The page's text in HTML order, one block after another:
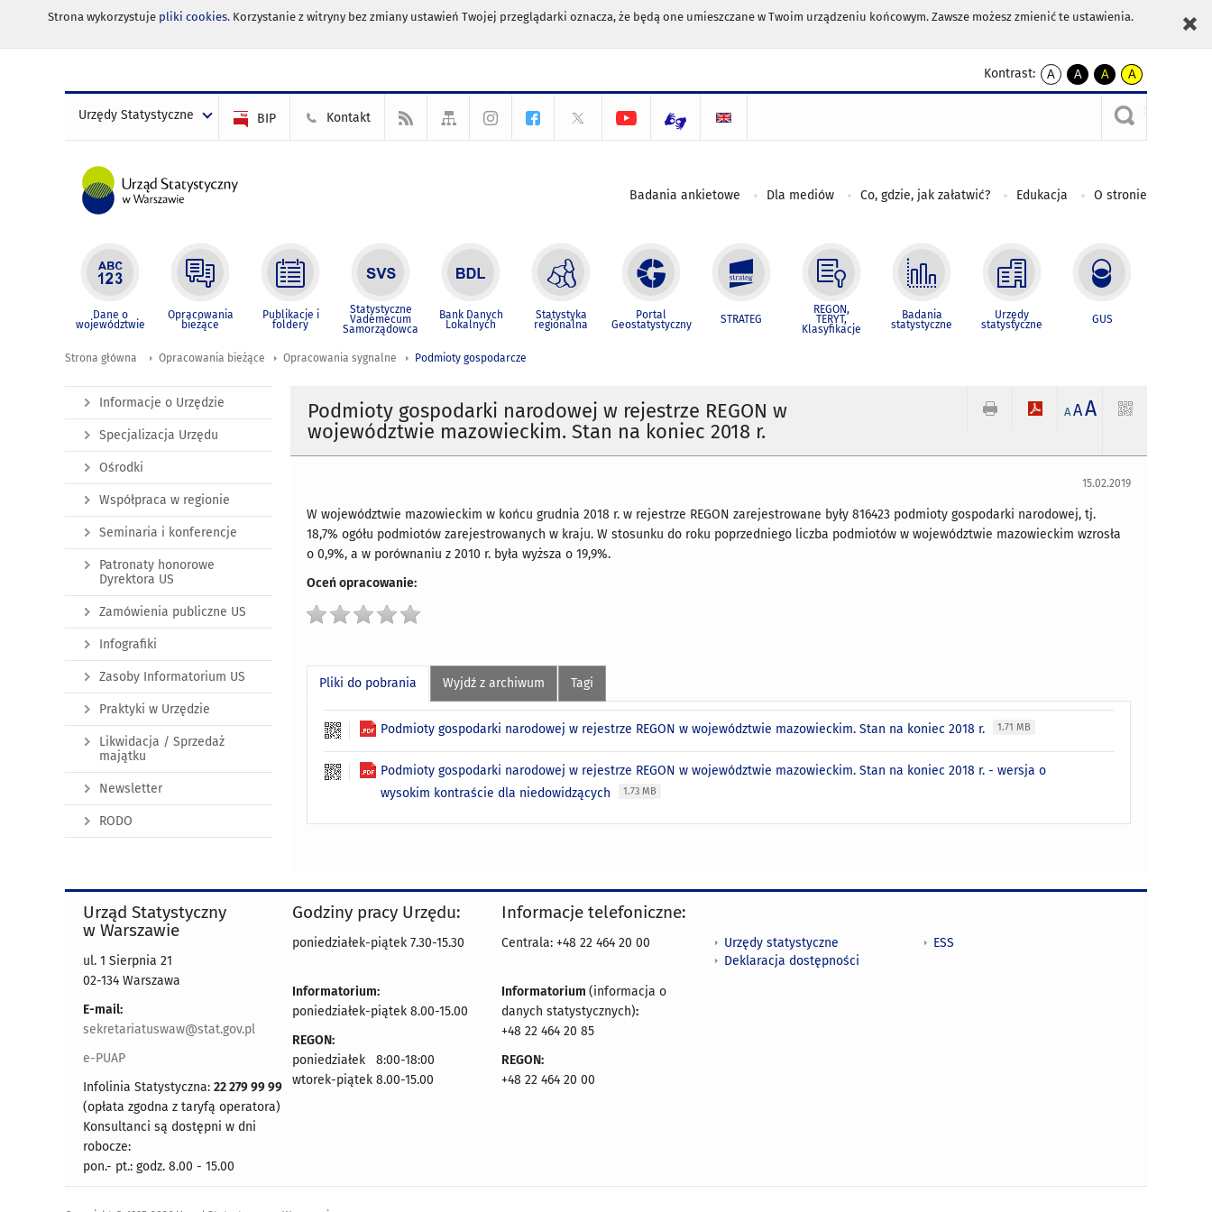
Strona wykorzystuje pliki cookies. Korzystanie z witryny bez zmiany ustawień Twojej przeglądarki oznacza, że będą one umieszczane w Twoim urządzeniu końcowym. Zawsze możesz zmienić te ustawienia.
Kontrast:
A
kontrast
A
kontrast
czarnym
A
kontrast
żółty
tekst
czarnym
A
kontrast
czarny
tekst
żółtym
Urzędy Statystyczne BIP Kontakt
Badania ankietowe Dla mediów Co, gdzie, jak załatwić? Edukacja O stronie
Dane o
województwie
Opracowania
bieżące
Publikacje i
foldery
Statystyczne
Vademecum
Samorządowca
Bank Danych
Lokalnych
Statystyka
regionalna
Portal
Geostatystyczny STRATEG
REGON,
TERYT,
Klasyfikacje
Badania
statystyczne
Urzędy
statystyczne GUS
Strona główna Opracowania bieżące Opracowania sygnalne Podmioty gospodarcze
Podmioty gospodarki narodowej w rejestrze REGON w
województwie mazowieckim. Stan na koniec 2018 r.
A AA
15.02.2019
W województwie mazowieckim w końcu grudnia 2018 r. w rejestrze REGON zarejestrowane były 816423 podmioty gospodarki narodowej, tj.
18,7% ogółu podmiotów zarejestrowanych w kraju. W stosunku do roku poprzedniego liczba podmiotów w województwie mazowieckim wzrosła
o 0,9%, a w porównaniu z 2010 r. była wyższa o 19,9%.
Oceń opracowanie:
Pliki do pobrania Wyjdź z archiwum Tagi
Podmioty gospodarki narodowej w rejestrze REGON w województwie mazowieckim. Stan na koniec 2018 r. 1.71 MB
Podmioty gospodarki narodowej w rejestrze REGON w województwie mazowieckim. Stan na koniec 2018 r. - wersja o
wysokim kontraście dla niedowidzących
1.73 MB
Informacje o Urzędzie
Specjalizacja Urzędu
Ośrodki
Współpraca w regionie
Seminaria i konferencje
Patronaty honorowe
Dyrektora US
Zamówienia publiczne US
Infografiki
Zasoby Informatorium US
Praktyki w Urzędzie
Likwidacja / Sprzedaż
majątku
Newsletter
RODO
Urząd Statystyczny
w Warszawie
ul. 1 Sierpnia 21
02-134 Warszawa
E-mail:
sekretariatuswaw@stat.gov.pl
e-PUAP
Infolinia Statystyczna: 22 279 99 99
(opłata zgodna z taryfą operatora)
Konsultanci są dostępni w dni
robocze:
pon.- pt.: godz. 8.00 - 15.00
Godziny pracy Urzędu:
poniedziałek-piątek 7.30-15.30
Informatorium:
poniedziałek-piątek 8.00-15.00
REGON:
poniedziałek 8:00-18:00
wtorek-piątek 8.00-15.00
Informacje telefoniczne:
Centrala: +48 22 464 20 00
Informatorium (informacja o
danych statystycznych):
+48 22 464 20 85
REGON:
+48 22 464 20 00
Urzędy statystyczne
Deklaracja dostępności
ESS